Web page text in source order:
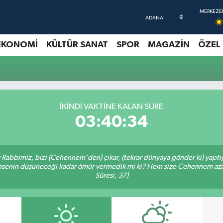
KÜLTÜR SANAT SPOR MAGAZİN ÖZEL
İKINDI VAKTINE KALAN SÜRE
03:40:34
bizi (Cehennem'den) çıkar, (tekrar dünyaya gönder ki)
düşüneceği kadar ömür vermedik mi ki? Hem size Cehennem
Sûresi, 37)